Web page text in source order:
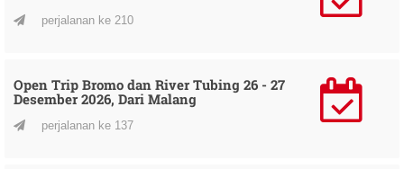
perjalanan ke 210
Open Trip Bromo dan River Tubing 26 - 27
Desember 2026, Dari Malang
perjalanan ke 137